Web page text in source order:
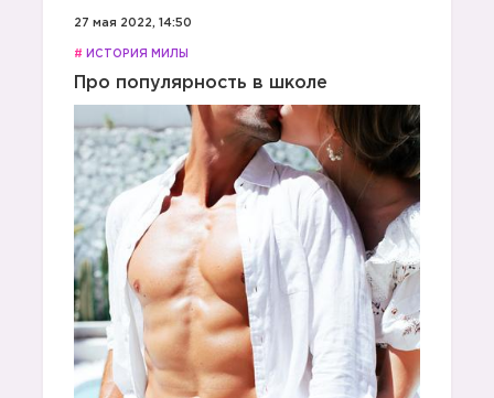
27 мая 2022, 14:50
# ИСТОРИЯ МИЛЫ
Про популярность в школе